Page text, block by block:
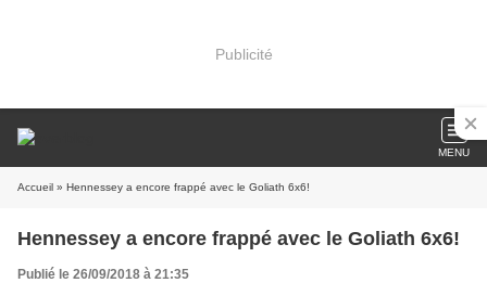
Publicité
MENU
Accueil » Hennessey a encore frappé avec le Goliath 6x6!
Hennessey a encore frappé avec le Goliath 6x6!
Publié le 26/09/2018 à 21:35